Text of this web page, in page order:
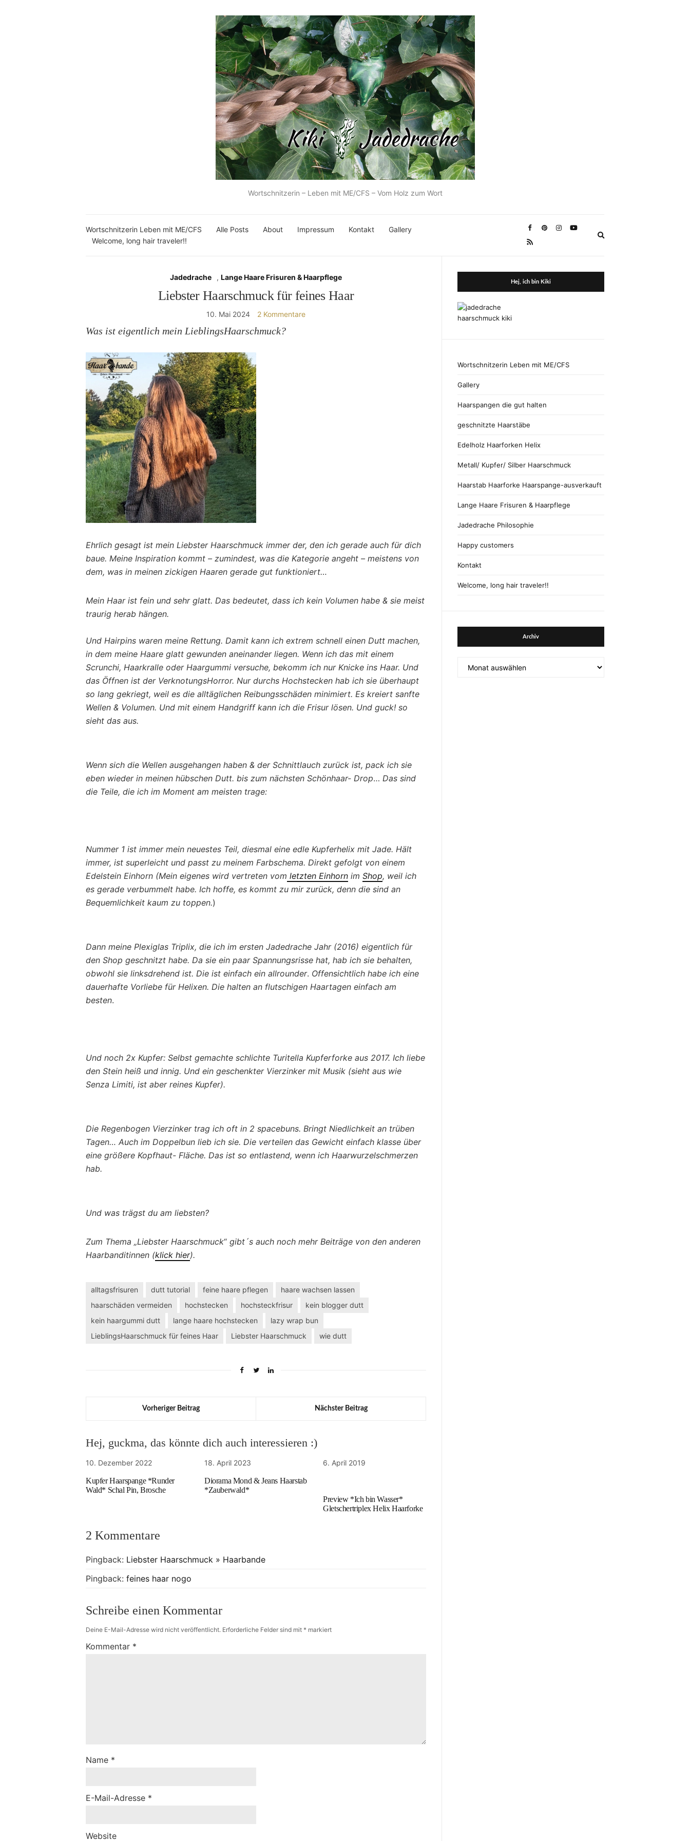
Wortschnitzerin – Leben mit ME/CFS – Vom Holz zum Wort
Wortschnitzerin Leben mit ME/CFS Alle Posts About Impressum Kontakt
Gallery
Welcome, long hair traveler!!
Jadedrache ,Lange Haare Frisuren & Haarpflege
Liebster Haarschmuck für feines Haar
10. Mai 2024 2 Kommentare
Was ist eigentlich mein LieblingsHaarschmuck?
Ehrlich gesagt ist mein Liebster Haarschmuck immer der, den ich gerade auch für dich
baue. Meine Inspiration kommt – zumindest, was die Kategorie angeht – meistens von
dem, was in meinen zickigen Haaren gerade gut funktioniert…
Mein Haar ist fein und sehr glatt. Das bedeutet, dass ich kein Volumen habe & sie meist
traurig herab hängen.
Und Hairpins waren meine Rettung. Damit kann ich extrem schnell einen Dutt machen,
in dem meine Haare glatt gewunden aneinander liegen. Wenn ich das mit einem
Scrunchi, Haarkralle oder Haargummi versuche, bekomm ich nur Knicke ins Haar. Und
das Öffnen ist der VerknotungsHorror. Nur durchs Hochstecken hab ich sie überhaupt
so lang gekriegt, weil es die alltäglichen Reibungsschäden minimiert. Es kreiert sanfte
Wellen & Volumen. Und mit einem Handgriff kann ich die Frisur lösen. Und guck! so
sieht das aus.
Wenn sich die Wellen ausgehangen haben & der Schnittlauch zurück ist, pack ich sie
eben wieder in meinen hübschen Dutt. bis zum nächsten Schönhaar- Drop… Das sind
die Teile, die ich im Moment am meisten trage:
Nummer 1 ist immer mein neuestes Teil, diesmal eine edle Kupferhelix mit Jade. Hält
immer, ist superleicht und passt zu meinem Farbschema. Direkt gefolgt von einem
Edelstein Einhorn (Mein eigenes wird vertreten vom letzten Einhorn im Shop, weil ich
es gerade verbummelt habe. Ich hoffe, es kommt zu mir zurück, denn die sind an
Bequemlichkeit kaum zu toppen.)
Dann meine Plexiglas Triplix, die ich im ersten Jadedrache Jahr (2016) eigentlich für
den Shop geschnitzt habe. Da sie ein paar Spannungsrisse hat, hab ich sie behalten,
obwohl sie linksdrehend ist. Die ist einfach ein allrounder. Offensichtlich habe ich eine
dauerhafte Vorliebe für Helixen. Die halten an flutschigen Haartagen einfach am
besten.
Und noch 2x Kupfer: Selbst gemachte schlichte Turitella Kupferforke aus 2017. Ich liebe
den Stein heiß und innig. Und ein geschenkter Vierzinker mit Musik (sieht aus wie
Senza Limiti, ist aber reines Kupfer).
Die Regenbogen Vierzinker trag ich oft in 2 spacebuns. Bringt Niedlichkeit an trüben
Tagen… Auch im Doppelbun lieb ich sie. Die verteilen das Gewicht einfach klasse über
eine größere Kopfhaut- Fläche. Das ist so entlastend, wenn ich Haarwurzelschmerzen
hab.
Und was trägst du am liebsten?
Zum Thema „Liebster Haarschmuck“ gibt´s auch noch mehr Beiträge von den anderen
Haarbanditinnen (klick hier).
alltagsfrisuren dutt tutorial feine haare pflegen
haare wachsen lassen
haarschäden vermeiden
hochstecken hochsteckfrisur
kein blogger dutt
kein haargummi dutt
lange haare hochstecken
lazy wrap bun
LieblingsHaarschmuck für feines Haar
Liebster Haarschmuck wie dutt
Vorheriger Beitrag Nächster Beitrag
Hej, guckma, das könnte dich auch interessieren :)
10. Dezember 2022
Kupfer Haarspange *Runder
Wald* Schal Pin, Brosche
18. April 2023
Diorama Mond & Jeans Haarstab
*Zauberwald*
6. April 2019
Preview *Ich bin Wasser*
Gletschertriplex Helix Haarforke
2 Kommentare
Pingback: Liebster Haarschmuck » Haarbande
Pingback: feines haar nogo
Schreibe einen Kommentar
Deine E-Mail-Adresse wird nicht veröffentlicht. Erforderliche Felder sind mit * markiert
Kommentar *
Name *
E-Mail-Adresse *
Website
Hej, ich bin Kiki
Wortschnitzerin Leben mit ME/CFS
Gallery
Haarspangen die gut halten
geschnitzte Haarstäbe
Edelholz Haarforken Helix
Metall/ Kupfer/ Silber Haarschmuck
Haarstab Haarforke Haarspange-ausverkauft
Lange Haare Frisuren & Haarpflege
Jadedrache Philosophie
Happy customers
Kontakt
Welcome, long hair traveler!!
Archiv